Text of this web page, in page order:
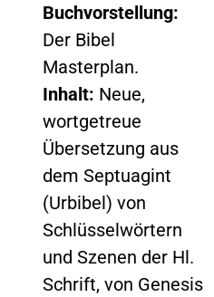
Buchvorstellung:
Der Bibel
Masterplan.
Inhalt: Neue,
wortgetreue
Übersetzung aus
dem Septuagint
(Urbibel) von
Schlüsselwörtern
und Szenen der Hl.
Schrift, von Genesis